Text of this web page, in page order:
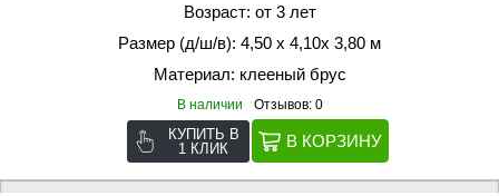
Возраст: от 3 лет
Размер (д/ш/в): 4,50 х 4,10х 3,80 м
Материал: клееный брус
В наличии Отзывов: 0
КУПИТЬ В
1 КЛИК